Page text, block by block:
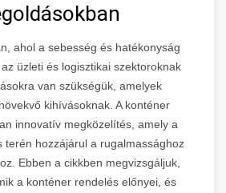
ahol a sebesség és hatékonyság
üzleti és logisztikai szektoroknak
van szükségük, amelyek
kihívásoknak. A konténer
innovatív megközelítés, amely a
terén hozzájárul a rugalmassághoz
Ebben a cikkben megvizsgáljuk,
a konténer rendelés előnyei, és